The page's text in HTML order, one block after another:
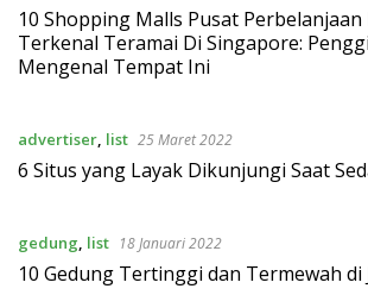
10 Shopping Malls Pusat
Terkenal Teramai Di Singapore:
Mengenal Tempat Ini
advertiser, list 25 Maret 2022
6 Situs yang Layak Dikunjungi Saat
gedung, list 18 Januari 2022
10 Gedung Tertinggi dan Termewah di